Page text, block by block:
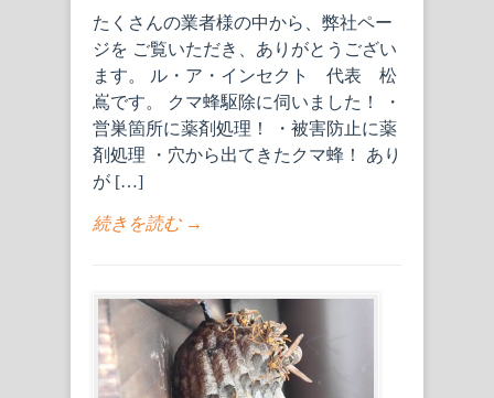
たくさんの業者様の中から、弊社ペー
ジを ご覧いただき、ありがとうござい
ます。 ル・ア・インセクト 代表 松
嶌です。 クマ蜂駆除に伺いました！ ・
営巣箇所に薬剤処理！ ・被害防止に薬
剤処理 ・穴から出てきたクマ蜂！ あり
が […]
続きを読む →